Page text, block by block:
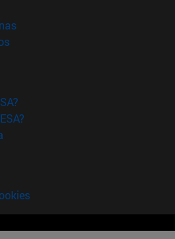
(abre en nueva ventana)
(abre en nueva ventana)